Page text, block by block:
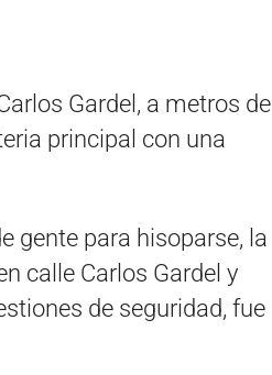
Gardel, a metros de
principal con una
gente para hisoparse, la
calle Carlos Gardel y
de seguridad, fue